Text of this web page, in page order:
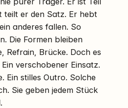
teilt er den Satz. Er hebt
anderes fallen. So
Die Formen bleiben
Refrain, Brücke. Doch es
verschobener Einsatz.
Ein stilles Outro. Solche
Sie geben jedem Stück